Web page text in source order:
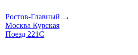
Ростов-Главный →
Москва Курская
Поезд 221С